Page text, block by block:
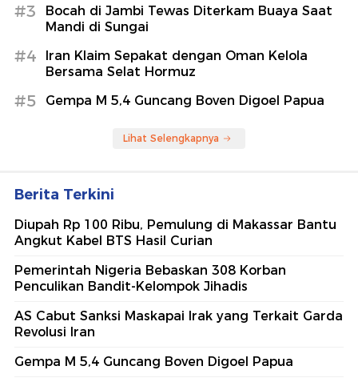
#3
Bocah di Jambi Tewas Diterkam Buaya Saat
Mandi di Sungai
#4
Iran Klaim Sepakat dengan Oman Kelola
Bersama Selat Hormuz
#5 Gempa M 5,4 Guncang Boven Digoel Papua
Lihat Selengkapnya
Berita Terkini
Diupah Rp 100 Ribu, Pemulung di Makassar Bantu
Angkut Kabel BTS Hasil Curian
Pemerintah Nigeria Bebaskan 308 Korban
Penculikan Bandit-Kelompok Jihadis
AS Cabut Sanksi Maskapai Irak yang Terkait Garda
Revolusi Iran
Gempa M 5,4 Guncang Boven Digoel Papua